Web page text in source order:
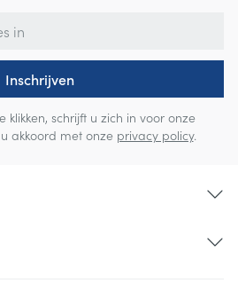
Inschrijven
klikken, schrijft u zich in voor onze
akkoord met onze privacy policy.